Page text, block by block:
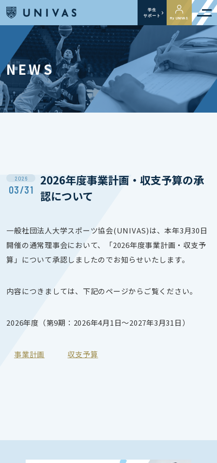
学生
サポート
My UNIVAS
NEWS
2026
03/31
2026年度事業計画・収支予算の承
認について
一般社団法人大学スポーツ協会(UNIVAS)は、本年3月30日
開催の通常理事会において、「2026年度事業計画・収支予
算」について承認しましたのでお知らせいたします。
内容につきましては、下記のページからご覧ください。
2026年度（第9期：2026年4月1日～2027年3月31日）
事業計画 収支予算